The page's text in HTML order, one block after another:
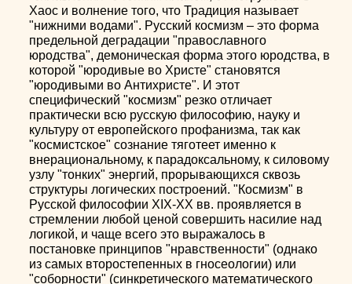
Хаос и волнение того, что Традиция называет
"нижними водами". Русский космизм – это форма
предельной деградации "православного
юродства", демоническая форма этого юродства, в
которой "юродивые во Христе" становятся
"юродивыми во Антихристе". И этот
специфический "космизм" резко отличает
практически всю русскую философию, науку и
культуру от европейского профанизма, так как
"космистское" сознание тяготеет именно к
внерациональному, к парадоксальному, к силовому
узлу "тонких" энергий, прорывающихся сквозь
структуры логических построений. "Космизм" в
Русской философии ХIХ-ХХ вв. проявляется в
стремлении любой ценой совершить насилие над
логикой, и чаще всего это выражалось в
постановке принципов "нравственности" (однако
из самых второстепенных в гносеологии) или
"соборности" (синкретического математического